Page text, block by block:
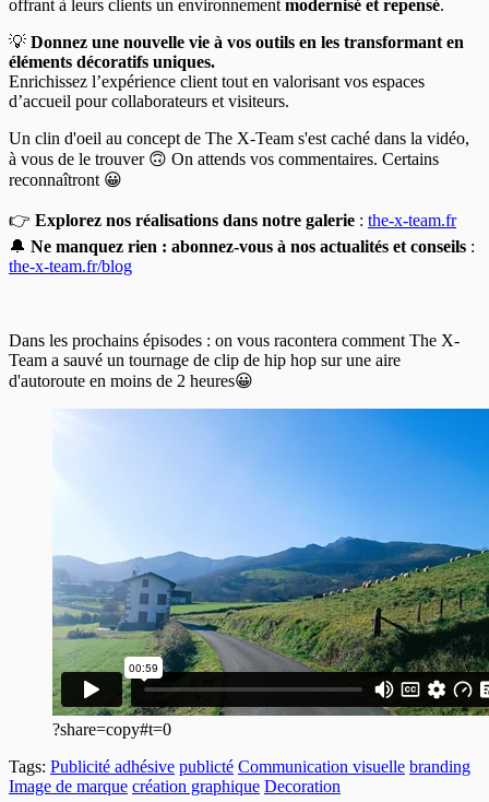
offrant à leurs clients un environnement modernisé et repensé.
💡 Donnez une nouvelle vie à vos outils en les transformant en
éléments décoratifs uniques.
Enrichissez l’expérience client tout en valorisant vos espaces
d’accueil pour collaborateurs et visiteurs.
Un clin d'oeil au concept de The X-Team s'est caché dans la vidéo,
à vous de le trouver 🙃 On attends vos commentaires. Certains
reconnaîtront 😀
👉 Explorez nos réalisations dans notre galerie : the-x-team.fr
🔔 Ne manquez rien : abonnez-vous à nos actualités et conseils :
the-x-team.fr/blog
Dans les prochains épisodes : on vous racontera comment The X-
Team a sauvé un tournage de clip de hip hop sur une aire
d'autoroute en moins de 2 heures😀
?share=copy#t=0
Tags: Publicité adhésive publicté Communication visuelle branding
Image de marque création graphique Decoration